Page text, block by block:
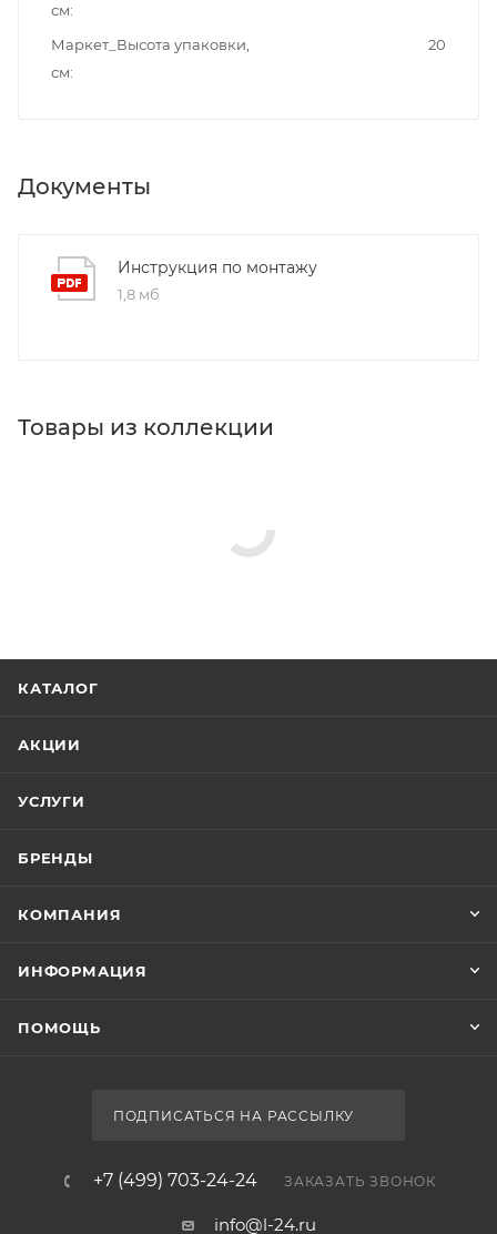
см
Маркет_Высота упаковки,
см
20
Документы
Инструкция по монтажу
1,8 мб
Товары из коллекции
Ножки/каркасы для ванн
Душевые комплекты
Aquanet
00-01228931
Light
Россия
1 год
Экран для ванны
современный
Глубина, см
Форма